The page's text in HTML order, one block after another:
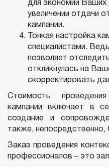
для экономии Ваших
увеличении отдачи
кампании.
Тонкая настройка
специалистами.
позволяет
откликнулась на
скорректировать
Стоимость
кампании включает в
создание и
также,
Заказ проведения
профессионалов – это